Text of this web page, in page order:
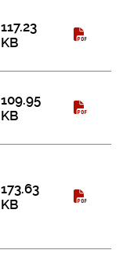
117.23
KB
109.95
KB
173.63
KB